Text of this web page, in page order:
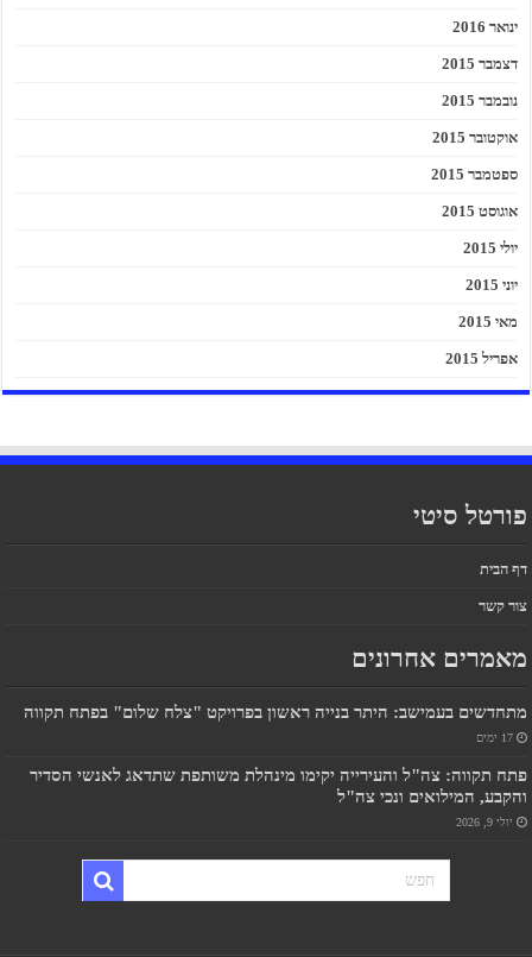
ינואר 2016
דצמבר 2015
נובמבר 2015
אוקטובר 2015
ספטמבר 2015
אוגוסט 2015
יולי 2015
יוני 2015
מאי 2015
אפריל 2015
פורטל סיטי
דף הבית
צור קשר
מאמרים אחרונים
מתחדשים בעמישב: היתר בנייה ראשון בפרויקט "צלח שלום" בפתח תקווה
17 ימים
פתח תקווה: צה"ל והעירייה יקימו מינהלת משותפת שתדאג לאנשי הסדיר
והקבע, המילואים ונכי צה"ל
יולי 9, 2026